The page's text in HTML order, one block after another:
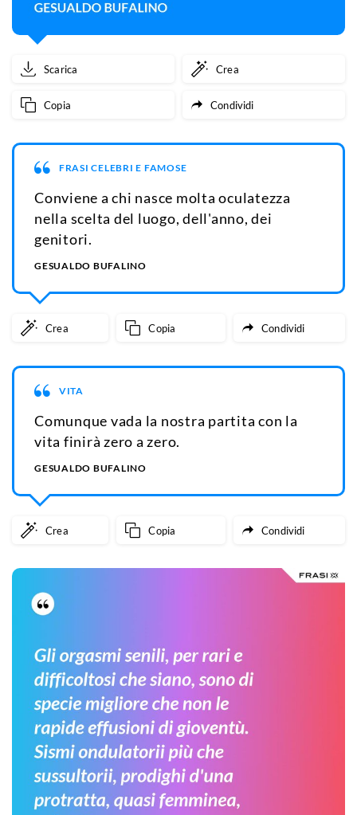
Scarica Crea
Copia Condividi
FRASI CELEBRI E FAMOSE
Conviene a chi nasce molta oculatezza
nella scelta del luogo, dell'anno, dei
genitori.
GESUALDO BUFALINO
Crea Copia Condividi
VITA
Comunque vada la nostra partita con la
vita finirà zero a zero.
GESUALDO BUFALINO
Crea Copia Condividi